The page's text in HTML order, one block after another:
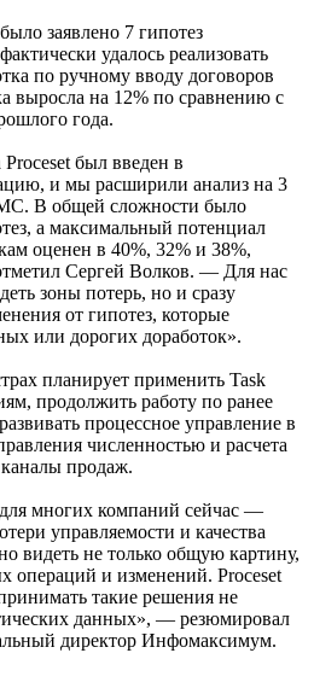
заявлено 7 гипотез
удалось реализовать
по ручному вводу договоров
выросла на 12% по сравнению с
года.
был введен в
и мы расширили анализ на 3
В общей сложности было
а максимальный потенциал
оценен в 40%, 32% и 38%,
Сергей Волков. — Для нас
зоны потерь, но и сразу
от гипотез, которые
или дорогих доработок».
планирует применить Task
продолжить работу по ранее
процессное управление в
численностью и расчета
продаж.
многих компаний сейчас —
управляемости и качества
видеть не только общую картину,
операций и изменений. Proceset
такие решения не
данных», — резюмировал
директор Инфомаксимум.